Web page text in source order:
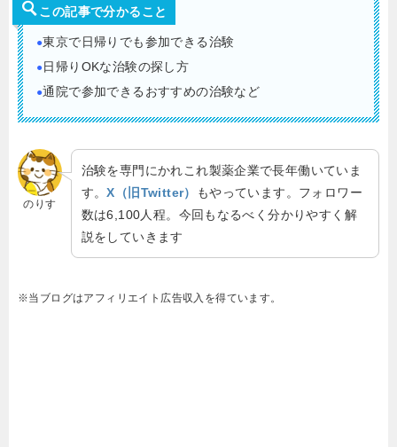
この記事で分かること
●東京で日帰りでも参加できる治験
●日帰りOKな治験の探し方
●通院で参加できるおすすめの治験など
のりす
治験を専門にかれこれ製薬企業で長年働いていま
す。X（旧Twitter）
もやっています。フォロワー
数は6,100人程。今回もなるべく分かりやすく解
説をしていきます
※当ブログはアフィリエイト広告収入を得ています。